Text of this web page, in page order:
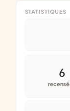
STATISTIQUES
6